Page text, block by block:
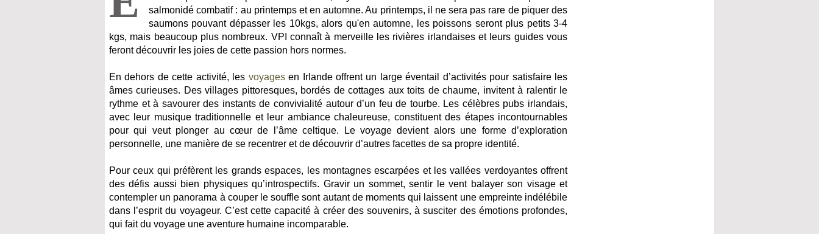
salmonidé combatif : au printemps et en automne. Au printemps, il ne sera pas rare de piquer des
saumons pouvant dépasser les 10kgs, alors qu'en automne, les poissons seront plus petits 3-4
kgs, mais beaucoup plus nombreux. VPI connaît à merveille les rivières irlandaises et leurs guides vous
feront découvrir les joies de cette passion hors normes.
En dehors de cette activité, les voyagesen Irlande offrent un large éventail d’activités pour satisfaire les
âmes curieuses. Des villages pittoresques, bordés de cottages aux toits de chaume, invitent à ralentir le
rythme et à savourer des instants de convivialité autour d’un feu de tourbe. Les célèbres pubs irlandais,
avec leur musique traditionnelle et leur ambiance chaleureuse, constituent des étapes incontournables
pour qui veut plonger au cœur de l’âme celtique. Le voyage devient alors une forme d’exploration
personnelle, une manière de se recentrer et de découvrir d’autres facettes de sa propre identité.
Pour ceux qui préfèrent les grands espaces, les montagnes escarpées et les vallées verdoyantes offrent
des défis aussi bien physiques qu’introspectifs. Gravir un sommet, sentir le vent balayer son visage et
contempler un panorama à couper le souffle sont autant de moments qui laissent une empreinte indélébile
dans l’esprit du voyageur. C’est cette capacité à créer des souvenirs, à susciter des émotions profondes,
qui fait du voyage une aventure humaine incomparable.